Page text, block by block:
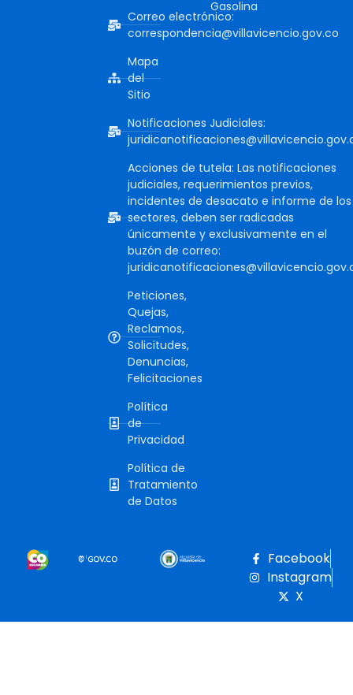
Correo electrónico:
correspondencia@villavicencio.gov.co
Mapa
del
Sitio
Notificaciones Judiciales:
Acciones de tutela: Las notificaciones
judiciales, requerimientos previos,
incidentes de desacato e informe de los
sectores, deben ser radicadas
únicamente y exclusivamente en el
buzón de correo:
Peticiones,
Quejas,
Reclamos,
Solicitudes,
Denuncias,
Felicitaciones
Política
de
Privacidad
Política de
Tratamiento
de Datos
Gasolina
Facebook
Instagram
X